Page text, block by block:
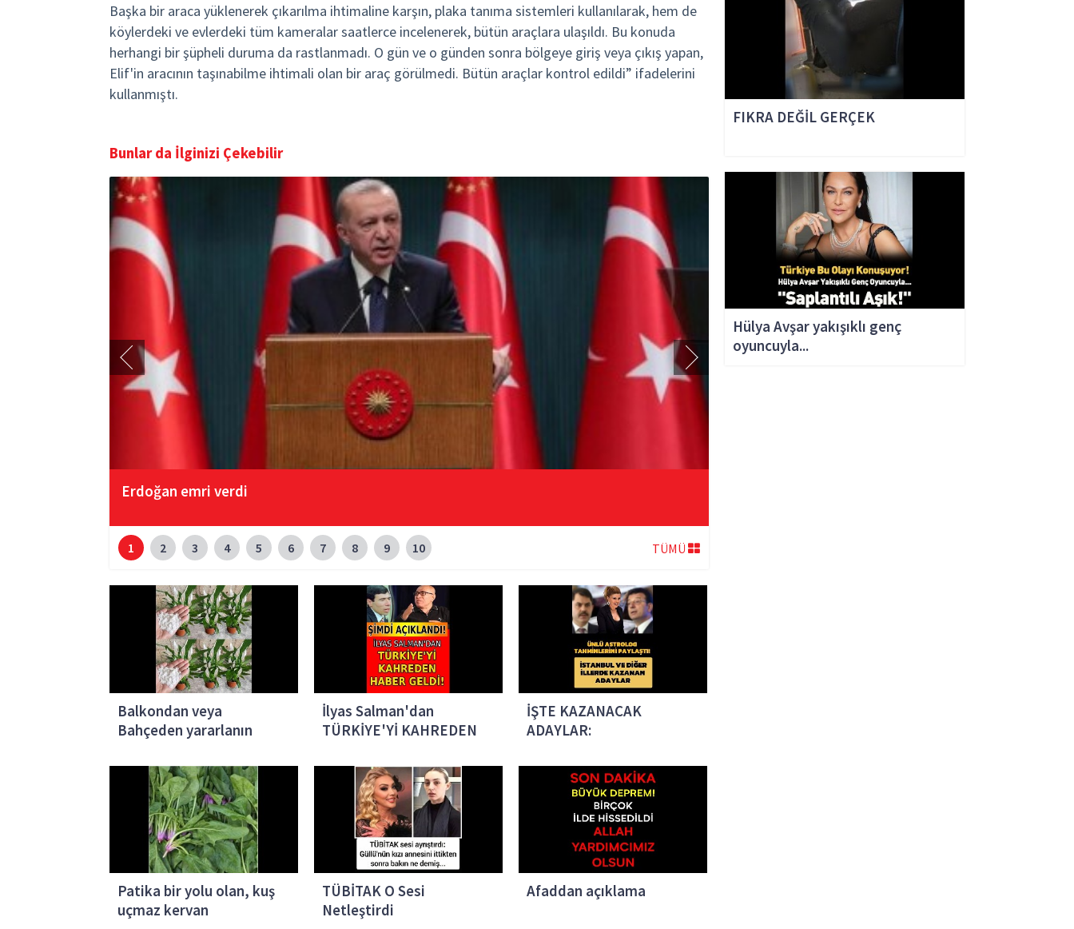
Başka bir araca yüklenerek çıkarılma ihtimaline karşın, plaka tanıma sistemleri kullanılarak, hem de
köylerdeki ve evlerdeki tüm kameralar saatlerce incelenerek, bütün araçlara ulaşıldı. Bu konuda
herhangi bir şüpheli duruma da rastlanmadı. O gün ve o günden sonra bölgeye giriş veya çıkış yapan,
Elif'in aracının taşınabilme ihtimali olan bir araç görülmedi. Bütün araçlar kontrol edildi” ifadelerini
kullanmıştı.
Bunlar da İlginizi Çekebilir
Erdoğan emri verdi
1 2 3 4 5 6 7 8 9 10 TÜMÜ
Balkondan veya
Bahçeden yararlanın
İlyas Salman'dan
TÜRKİYE'Yİ KAHREDEN
İŞTE KAZANACAK
ADAYLAR:
Patika bir yolu olan, kuş
uçmaz kervan
TÜBİTAK O Sesi
Netleştirdi
Afaddan açıklama
FIKRA DEĞİL GERÇEK
Hülya Avşar yakışıklı genç
oyuncuyla...